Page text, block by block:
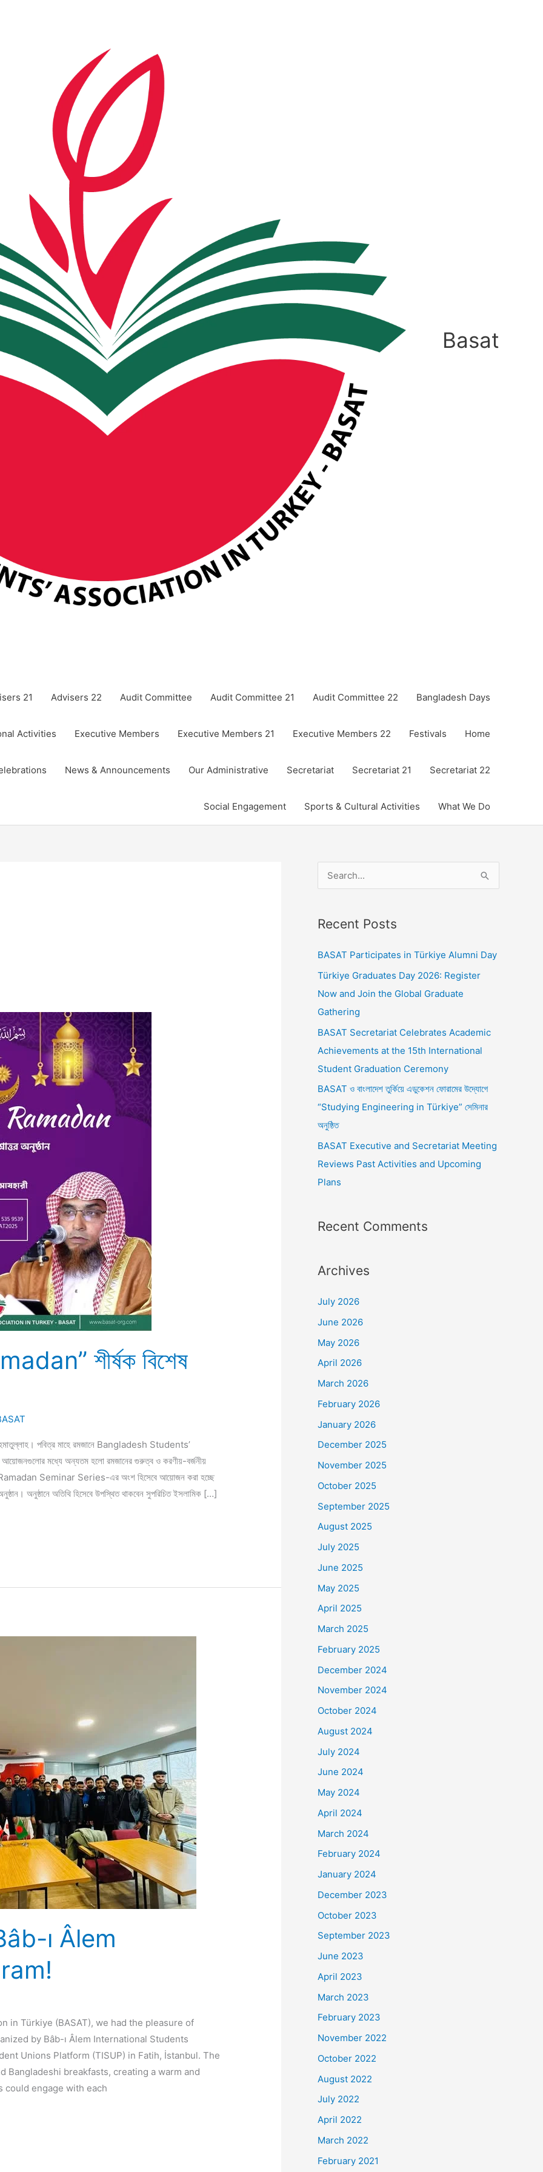
Basat
21 Advisers 22 Audit Committee Audit Committee 21 Audit Committee 22 Bangladesh Days
Activities Executive Members Executive Members 21 Executive Members 22 Festivals Home
News & Announcements Our Administrative Secretariat Secretariat 21 Secretariat 22
Social Engagement Sports & Cultural Activities What We Do
শীর্ষক বিশেষ
পবিত্র মাহে রমজানে Bangladesh Students’
মধ্যে অন্যতম হলো রমজানের গুরুত্ব ও করণীয়-বর্জনীয়
Ramadan Seminar Series-এর অংশ হিসেবে আয়োজন করা হচ্ছে
অনুষ্ঠানে অতিথি হিসেবে উপস্থিত থাকবেন সুপরিচিত ইসলামিক […]
ı Âlem
in Türkiye (BASAT), we had the pleasure of
by Bâb-ı Âlem International Students
Unions Platform (TISUP) in Fatih, İstanbul. The
Bangladeshi breakfasts, creating a warm and
could engage with each
r
c
Recent Posts
BASAT Participates in Türkiye Alumni Day
Türkiye Graduates Day 2026: Register
Now and Join the Global Graduate
Gathering
BASAT Secretariat Celebrates Academic
Achievements at the 15th International
Student Graduation Ceremony
BASAT ও বাংলাদেশ তুর্কিয়ে এডুকেশন ফোরামের উদ্যোগে
“Studying Engineering in Türkiye” সেমিনার
অনুষ্ঠিত
BASAT Executive and Secretariat Meeting
Reviews Past Activities and Upcoming
Plans
Recent Comments
Archives
July 2026
June 2026
May 2026
April 2026
March 2026
February 2026
January 2026
December 2025
November 2025
October 2025
September 2025
August 2025
July 2025
June 2025
May 2025
April 2025
March 2025
February 2025
December 2024
November 2024
October 2024
August 2024
July 2024
June 2024
May 2024
April 2024
March 2024
February 2024
January 2024
December 2023
October 2023
September 2023
June 2023
April 2023
March 2023
February 2023
November 2022
October 2022
August 2022
July 2022
April 2022
March 2022
February 2021